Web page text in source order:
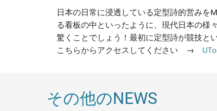
日本の日常に浸透している定型詩的営みを
る看板の中といったように、現代日本の様
驚くことでしょう！最初に定型詩が競技と
こちらからアクセスしてください →
その他のNEWS